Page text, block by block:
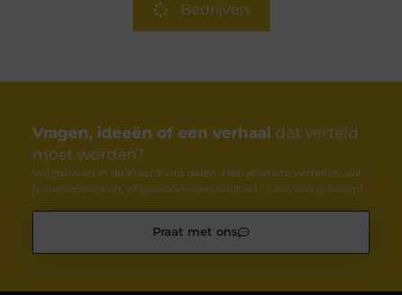
Bedrijven
Vragen, ideeën of een verhaal dat verteld
moet worden?
Wij geloven in de kracht van delen. Heb je iets te vertellen, wil
je samenwerken, of gewoon even contact? Laat van je horen!
Praat met ons